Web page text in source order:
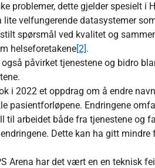
problemer, dette gjelder spesielt i
lite velfungerende datasystemer
spørsmål ved kvalitet og
helseforetakene[2].
påvirket tjenestene og bidro
i 2022 et oppdrag om å endre
pasientforløpene. Endringene
til arbeidet både fra tjenestene og
Dette kan ha gitt
Arena har det vært en en teknisk